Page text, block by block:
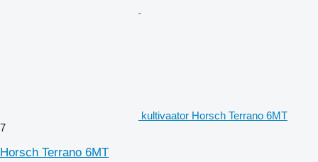
kultivaator Horsch Terrano 6MT
7
Horsch Terrano 6MT